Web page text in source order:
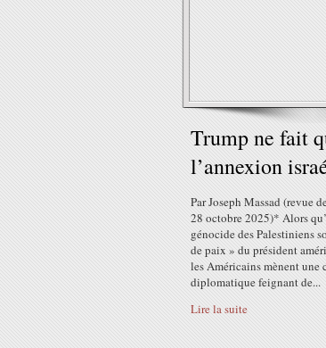
Trump ne fait
l’annexion
Par Joseph Massad (revue
28 octobre 2025)* Alors
génocide des Palestiniens
de paix » du président
les Américains mènent une
diplomatique feignant de...
Lire la suite